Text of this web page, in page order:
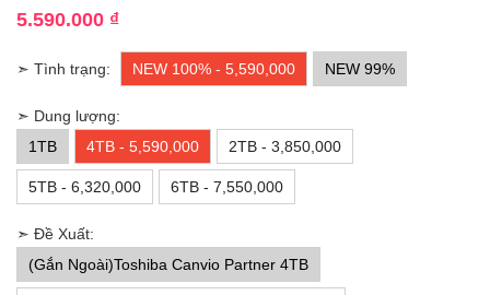
5.590.000 ₫
➣ Tình trạng: NEW 100% - 5,590,000 NEW 99%
➣ Dung lượng:
1TB
4TB - 5,590,000 2TB - 3,850,000
5TB - 6,320,000 6TB - 7,550,000
➣ Đề Xuất:
(Gắn Ngoài)Toshiba Canvio Partner 4TB